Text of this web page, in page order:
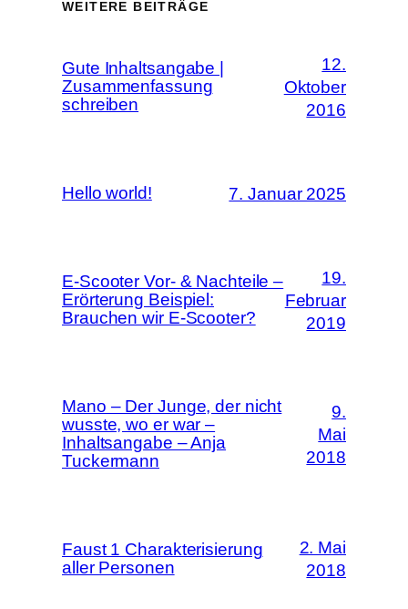
WEITERE BEITRÄGE
Gute Inhaltsangabe |
Zusammenfassung
schreiben
12.
Oktober
2016
Hello world! 7. Januar 2025
E-Scooter Vor- & Nachteile –
Erörterung Beispiel:
Brauchen wir E-Scooter?
19.
Februar
2019
Mano – Der Junge, der nicht
wusste, wo er war –
Inhaltsangabe – Anja
Tuckermann
9.
Mai
2018
Faust 1 Charakterisierung
aller Personen
2. Mai
2018